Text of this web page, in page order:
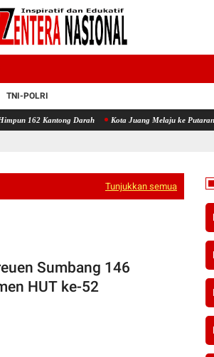
TNI-POLRI
Darah Kota Juang Melaju ke Putaran Kedua Voli Piala
Tunjukkan semua
Sumbang 146
HUT ke-52